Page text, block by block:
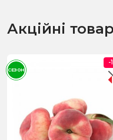
Акційні
-
СЕЗОН